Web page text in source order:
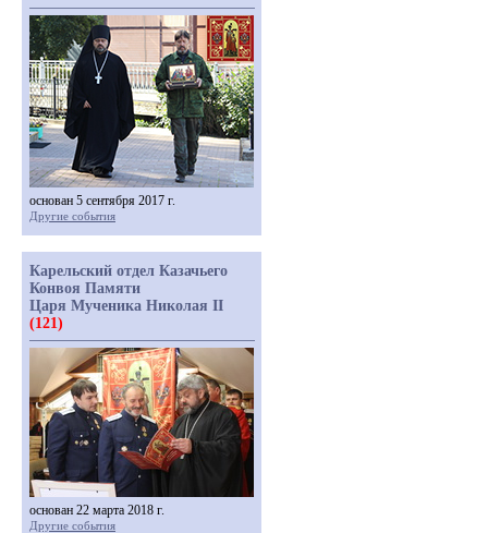
основан 5 сентября 2017 г.
Другие события
Карельский отдел Казачьего
Конвоя Памяти
Царя Мученика Николая II
(121)
основан 22 марта 2018 г.
Другие события